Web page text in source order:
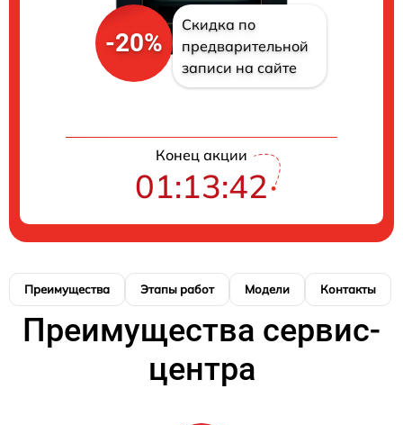
-20%
Скидка по
предварительной
записи на сайте
Конец акции
01:13:41
Преимущества Этапы работ Модели Контакты
Преимущества сервис-
центра